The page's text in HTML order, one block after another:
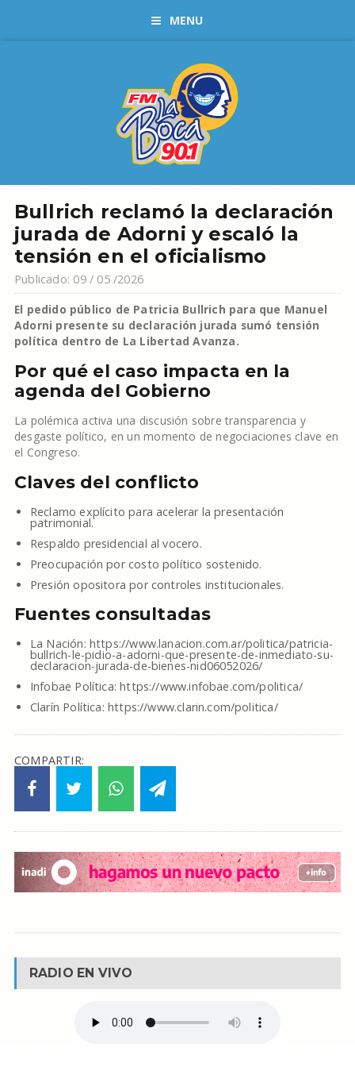
MENU
Bullrich reclamó la declaración
jurada de Adorni y escaló la
tensión en el oficialismo
Publicado: 09 / 05 /2026
El pedido público de Patricia Bullrich para que Manuel
Adorni presente su declaración jurada sumó tensión
política dentro de La Libertad Avanza.
Por qué el caso impacta en la
agenda del Gobierno
La polémica activa una discusión sobre transparencia y
desgaste político, en un momento de negociaciones clave en
el Congreso.
Claves del conflicto
Reclamo explícito para acelerar la presentación
patrimonial.
Respaldo presidencial al vocero.
Preocupación por costo político sostenido.
Presión opositora por controles institucionales.
Fuentes consultadas
La Nación: https://www.lanacion.com.ar/politica/patricia-
bullrich-le-pidio-a-adorni-que-presente-de-inmediato-su-
declaracion-jurada-de-bienes-nid06052026/
Infobae Política: https://www.infobae.com/politica/
Clarín Política: https://www.clarin.com/politica/
COMPARTIR:
RADIO EN VIVO